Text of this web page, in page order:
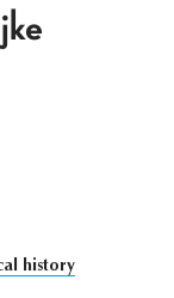
history